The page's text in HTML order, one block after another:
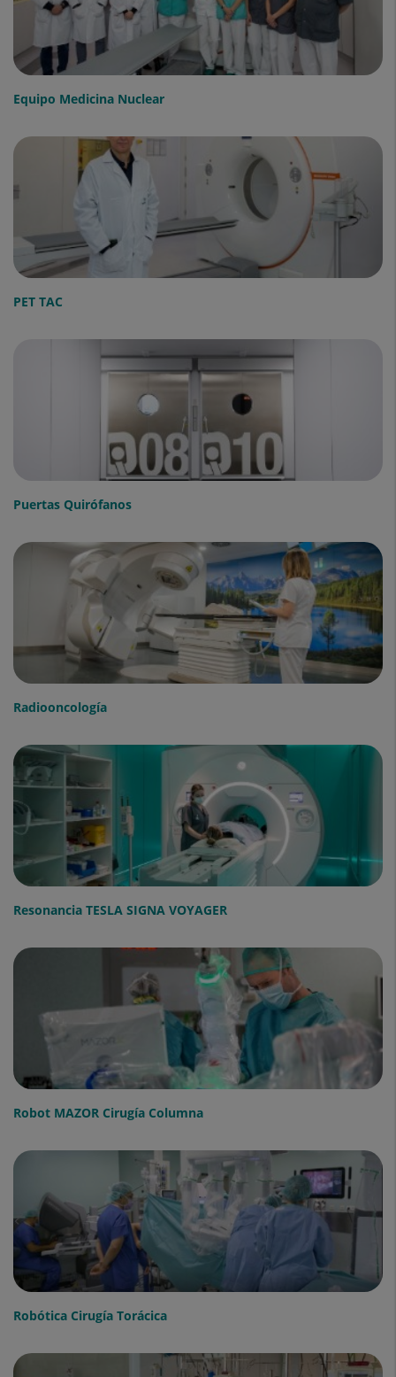
Equipo Medicina Nuclear
PET TAC
Puertas Quirófanos
Radiooncología
Resonancia TESLA SIGNA VOYAGER
Robot MAZOR Cirugía Columna
Robótica Cirugía Torácica